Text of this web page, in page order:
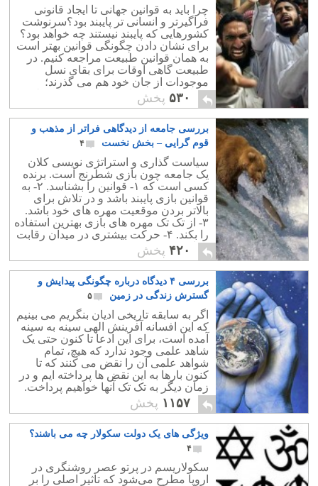
چرا باید به قوانین جهانی تا ایجاد قانونی
فراگیرتر و انسانی تر پایبند بود؟سرنوشت
کشورهایی که پایبند نیستند چه خواهد بود؟
برای نشان دادن چگونگی قوانین بهتر است
به همان قوانین طبیعت مراجعه کنیم. در
طبیعت گاهی اوقات برای بقای نسل
موجودات از جان خود هم می گذرند؛
قربانی منافع کوتاه مدت برای منافع بلند
مدت
۵۳۰ پخش
بررسی جامعه از دیدگاهی فراتر از مذهب و
قوم گرایی – بخش نخست
۴
سیاست گذاری و استراتژی نویسی کلان
یک جامعه چون بازی شطرنج است. برنده
کسی است که ۱- قوانین را بشناسد. ۲- به
قوانین بازی پایبند باشد و در تلاش برای
بالاتر بردن موقعیت مهره های خود باشد.
۳- از تک تک مهره های بازی بهترین استفاده
را بکند. ۴- حرکت بیشتری در میدان رقابت
جهانی ببیند.
۴۲۰ پخش
بررسی ۴ دیدگاه درباره چگونگی پیدایش و
گسترش زندگی در زمین
۵
اگر به سابقه تاریخی ادیان بنگریم می بینیم
که این افسانه آفرینش الهی سینه به سینه
آمده است، برای این ادعا تا کنون حتی یک
شاهد علمی وجود ندارد که هیچ، تمام
شواهد علمی آن را نقض می کنند که تا
کنون بارها به این نقض ها پرداخته ایم و در
زمان دیگر به تک تک آنها خواهیم پرداخت.
۱۱۵۷ پخش
ویژگی های یک دولت سکولار چه می باشند؟
۴
سکولاریسم در پرتو عصر روشنگری در
اروپا مطرح می‌شود که تاثیر اصلی را بر